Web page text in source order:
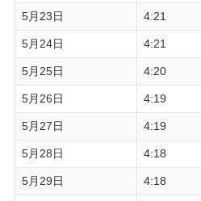
5月23日 4:21
5月24日 4:21
5月25日 4:20
5月26日 4:19
5月27日 4:19
5月28日 4:18
5月29日 4:18